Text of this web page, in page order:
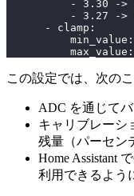
-
3.30 ->
-
3.27 ->
-
clamp :
min_value :
max_value :
この設定では、次の
ADC を通じて
キャリブレーシ
残量（パーセン
Home Assistant
利用できるよう